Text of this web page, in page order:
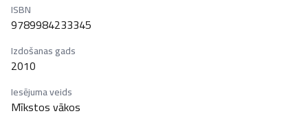
ISBN
9789984233345
Izdošanas gads
2010
Iesējuma veids
Mīkstos vākos